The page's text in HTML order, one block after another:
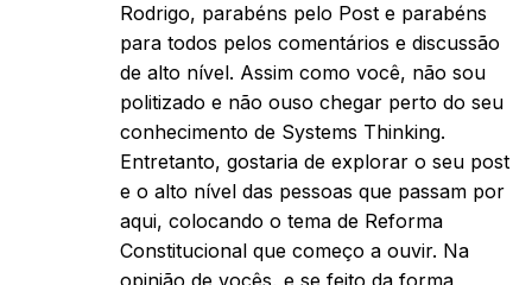
Rodrigo, parabéns pelo Post e parabéns
para todos pelos comentários e discussão
de alto nível. Assim como você, não sou
politizado e não ouso chegar perto do seu
conhecimento de Systems Thinking.
Entretanto, gostaria de explorar o seu post
e o alto nível das pessoas que passam por
aqui, colocando o tema de Reforma
Constitucional que começo a ouvir. Na